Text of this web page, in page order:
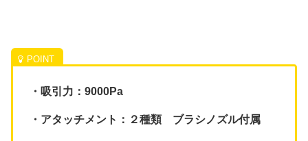
・吸引力：9000Pa
・アタッチメント：２種類 ブラシノズル付属